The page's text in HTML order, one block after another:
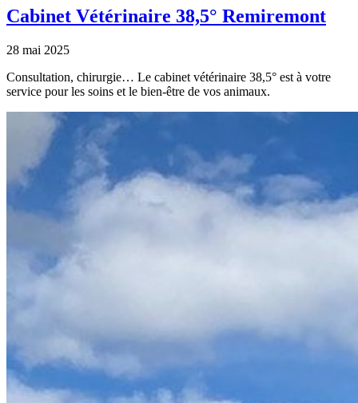
Cabinet Vétérinaire 38,5° Remiremont
28 mai 2025
Consultation, chirurgie… Le cabinet vétérinaire 38,5° est à votre
service pour les soins et le bien-être de vos animaux.